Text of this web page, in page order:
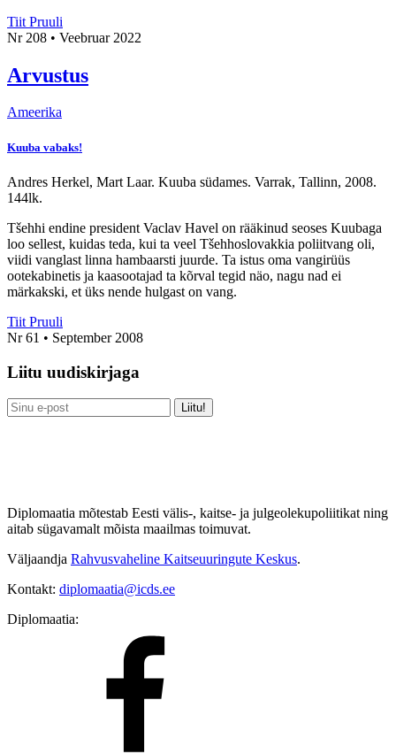
Tiit Pruuli
Nr 208 • Veebruar 2022
Arvustus
Ameerika
Kuuba vabaks!
Andres Herkel, Mart Laar. Kuuba südames. Varrak, Tallinn, 2008.
144lk.
Tšehhi endine president Vaclav Havel on rääkinud seoses Kuubaga
loo sellest, kuidas teda, kui ta veel Tšehhoslovakkia poliitvang oli,
viidi vanglast linna hambaarsti juurde. Ta istus oma vangirüüs
ootekabinetis ja kaasootajad ta kõrval tegid näo, nagu nad ei
märkakski, et üks nende hulgast on vang.
Tiit Pruuli
Nr 61 • September 2008
Liitu uudiskirjaga
Diplomaatia mõtestab Eesti välis-, kaitse- ja julgeolekupoliitikat ning
aitab sügavamalt mõista maailmas toimuvat.
Väljaandja Rahvusvaheline Kaitseuuringute Keskus.
Kontakt: diplomaatia@icds.ee
Diplomaatia: